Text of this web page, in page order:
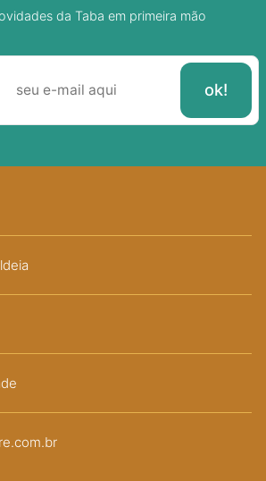
da Taba em primeira mão